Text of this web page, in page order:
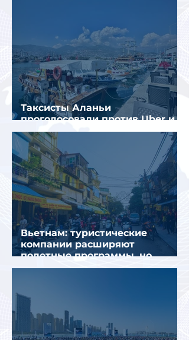
Таксисты Аланьи
проголосовали против Uber и
Yandex Go
Вьетнам: туристические
компании расширяют
полетные программы, но
избегают прежних ошибок